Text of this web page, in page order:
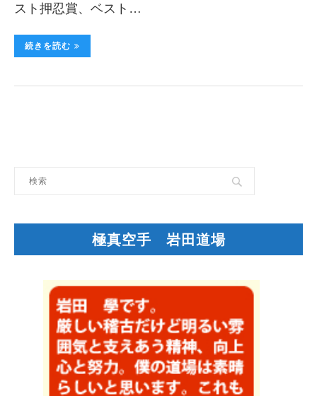
スト押忍賞、ベスト…
続きを読む
極真空手 岩田道場